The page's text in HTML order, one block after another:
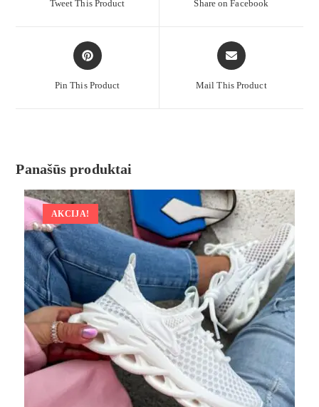
Tweet This Product Share on Facebook
Pin This Product Mail This Product
Panašūs produktai
AKCIJA!